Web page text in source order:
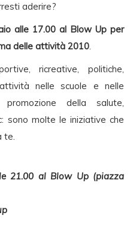
aderire?
alle 17.00 al Blow Up per
delle attività 2010.
ricreative, politiche,
nelle scuole e nelle
promozione della salute,
sono molte le iniziative che
te.
21.00 al Blow Up (piazza